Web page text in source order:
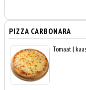
PIZZA CARBONARA
Tomaat |